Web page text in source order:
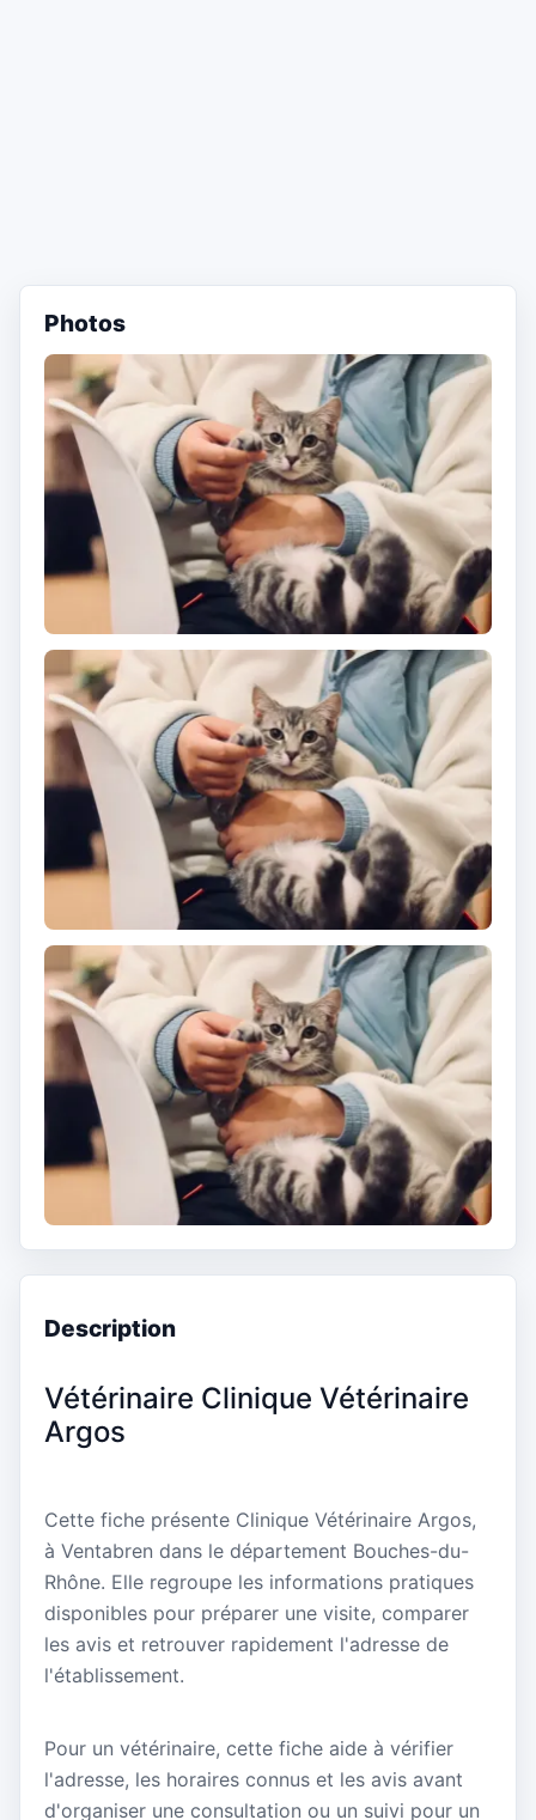
Photos
Description
Vétérinaire Clinique Vétérinaire
Argos
Cette fiche présente Clinique Vétérinaire Argos,
à Ventabren dans le département Bouches-du-
Rhône. Elle regroupe les informations pratiques
disponibles pour préparer une visite, comparer
les avis et retrouver rapidement l'adresse de
l'établissement.
Pour un vétérinaire, cette fiche aide à vérifier
l'adresse, les horaires connus et les avis avant
d'organiser une consultation ou un suivi pour un